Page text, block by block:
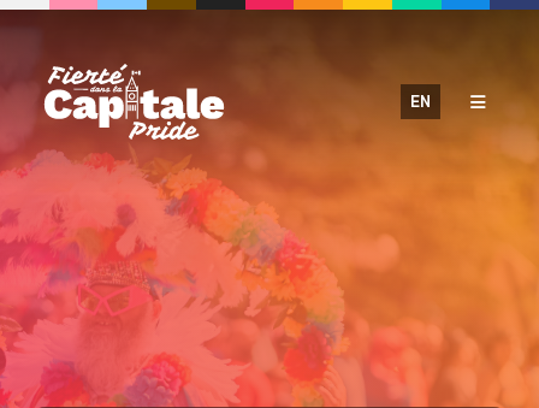
Aller
contenu
EN